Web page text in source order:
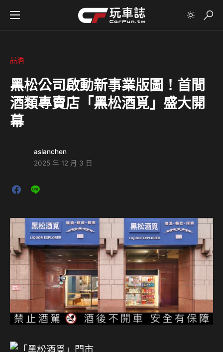
品酒
黑松公司啟動新事業版圖！首間
酒類專賣店「黑松酒覓」盛大開
幕
aslanchen
2025 年 12 月 3 日